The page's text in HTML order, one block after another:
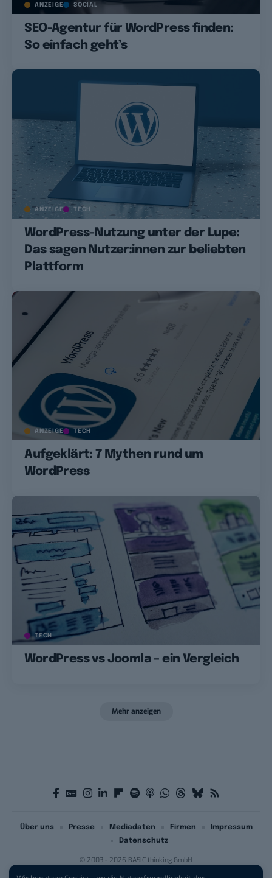
ANZEIGE SOCIAL
SEO-Agentur für WordPress finden:
So einfach geht’s
ANZEIGE TECH
WordPress-Nutzung unter der Lupe:
Das sagen Nutzer:innen zur beliebten
Plattform
ANZEIGE TECH
Aufgeklärt: 7 Mythen rund um
WordPress
TECH
WordPress vs Joomla – ein Vergleich
Mehr anzeigen
© 2003 - 2026 BASIC thinking GmbH
Über uns Presse Mediadaten Firmen
Impressum
Datenschutz